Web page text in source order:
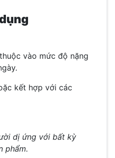
vào mức độ nặng
kết hợp với các
dị ứng với bất kỳ
phẩm.